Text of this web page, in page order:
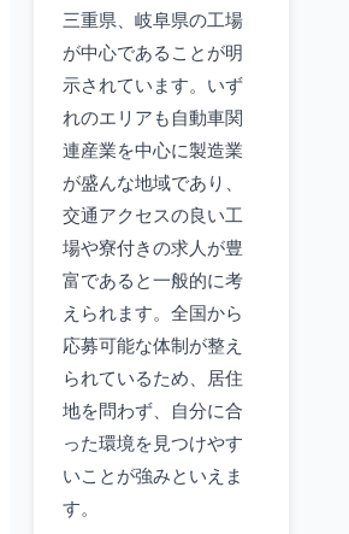
三重県、岐阜県の工場
が中心であることが明
示されています。いず
れのエリアも自動車関
連産業を中心に製造業
が盛んな地域であり、
交通アクセスの良い工
場や寮付きの求人が豊
富であると一般的に考
えられます。全国から
応募可能な体制が整え
られているため、居住
地を問わず、自分に合
った環境を見つけやす
いことが強みといえま
す。